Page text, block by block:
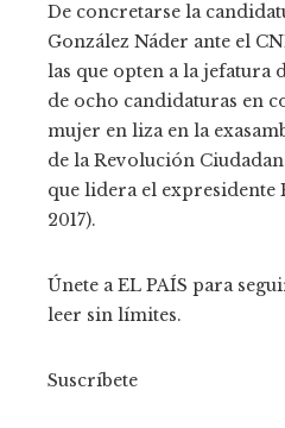
De concretarse la
González Náder ante el
las que opten a la jefatura
de ocho candidaturas en
mujer en liza en la
de la Revolución
que lidera el expresidente
2017).
Únete a EL PAÍS para
leer sin límites.
Suscríbete